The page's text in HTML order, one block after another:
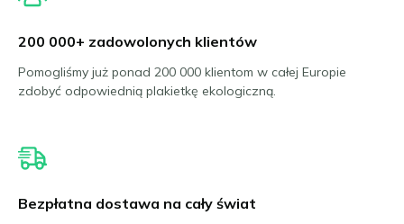
200 000+ zadowolonych klientów
Pomogliśmy już ponad 200 000 klientom w całej Europie
zdobyć odpowiednią plakietkę ekologiczną.
Bezpłatna dostawa na cały świat